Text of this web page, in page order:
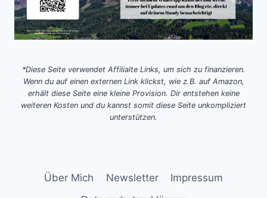
*Diese Seite verwendet Affilialte Links, um sich zu finanzieren.
Wenn du auf einen externen Link klickst, wie z.B. auf Amazon,
erhält diese Seite eine kleine Provision. Dir entstehen keine
weiteren Kosten und du kannst somit diese Seite unkompliziert
unterstützen.
Über Mich Newsletter
Impressum